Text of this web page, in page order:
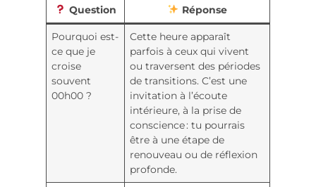
Question Réponse
Pourquoi est-
ce que je
croise
souvent
00h00 ?
Cette heure apparaît
parfois à ceux qui vivent
ou traversent des périodes
de transitions. C’est une
invitation à l’écoute
intérieure, à la prise de
conscience : tu pourrais
être à une étape de
renouveau ou de réflexion
profonde.